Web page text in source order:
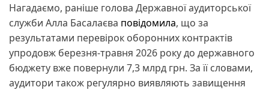
Нагадаємо, раніше голова Державної аудиторської
служби Алла Басалаєва повідомила, що за
результатами перевірок оборонних контрактів
упродовж березня-травня 2026 року до державного
бюджету вже повернули 7,3 млрд грн. За її словами,
аудитори також регулярно виявляють завищення